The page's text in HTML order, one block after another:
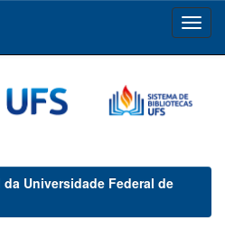
Universidade Federal de